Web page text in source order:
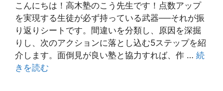
こんにちは！高木塾のこう先生です！点数アップ
を実現する生徒が必ず持っている武器──それが振
り返りシートです。間違いを分類し、原因を深掘
りし、次のアクションに落とし込む5ステップを紹
介します。面倒見が良い塾と協力すれば、作 … 続
きを読む